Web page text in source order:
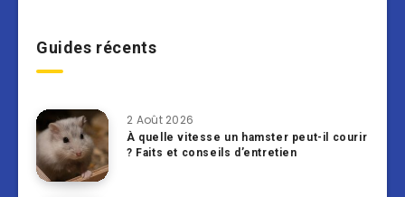
Guides récents
2 Août 2026
À quelle vitesse un hamster peut-il courir
? Faits et conseils d’entretien